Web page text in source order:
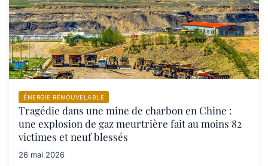
ÉNERGIE RENOUVELABLE
Tragédie dans une mine de charbon en Chine :
une explosion de gaz meurtrière fait au moins 82
victimes et neuf blessés
26 mai 2026